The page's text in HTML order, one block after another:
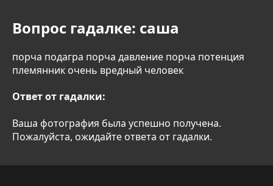
Вопрос гадалке: саша
порча подагра порча давление порча потенция
племянник очень вредный человек
Ответ от гадалки:
Ваша фотография была успешно получена.
Пожалуйста, ожидайте ответа от гадалки.